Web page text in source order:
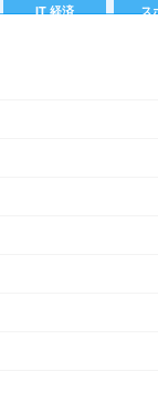
IT 経済 ス